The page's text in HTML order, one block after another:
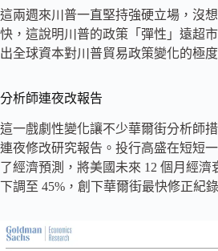
這兩週來川普一直堅持強硬立場，沒
快，這說明川普的政策「彈性」遠超
出全球資本對川普貿易政策變化的極度
分析師連夜改報告
這一戲劇性變化讓不少華爾街分析師
連夜修改研究報告。投行高盛在短短
了經濟預測，將美國未來 12 個月經濟
下調至 45%，創下華爾街最快修正紀錄